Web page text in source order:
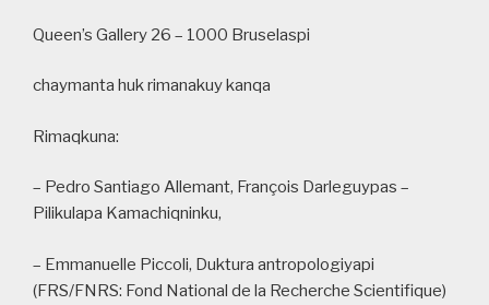
Queen’s Gallery 26 – 1000 Bruselaspi
chaymanta huk rimanakuy kanqa
Rimaqkuna:
– Pedro Santiago Allemant, François Darleguypas –
Pilikulapa Kamachiqninku,
– Emmanuelle Piccoli, Duktura antropologiyapi
(FRS/FNRS: Fond National de la Recherche Scientifique)